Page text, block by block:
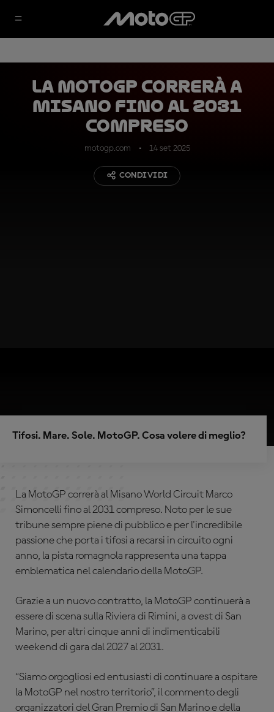
La MotoGP correrà a
Misano fino al 2031
compreso
motogp.com 14 set 2025
CONDIVIDI
Tifosi. Mare. Sole. MotoGP. Cosa volere di meglio?
La MotoGP correrà al Misano World Circuit Marco
Simoncelli fino al 2031 compreso. Noto per le sue
tribune sempre piene di pubblico e per l'incredibile
passione che porta i tifosi a recarsi in circuito ogni
anno, la pista romagnola rappresenta una tappa
emblematica nel calendario della MotoGP.
Grazie a un nuovo contratto, la MotoGP continuerà a
essere di scena sulla Riviera di Rimini, a ovest di San
Marino, per altri cinque anni di indimenticabili
weekend di gara dal 2027 al 2031.
“Siamo orgogliosi ed entusiasti di continuare a ospitare
la MotoGP nel nostro territorio”, il commento degli
organizzatori del Gran Premio di San Marino e della